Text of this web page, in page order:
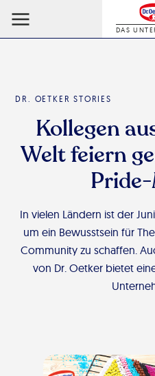
DAS
DR. OETKER STORIES
Kollegen
Welt feiern
In vielen Ländern ist der
um ein Bewusstsein für
Community zu schaffen.
von Dr. Oetker bietet